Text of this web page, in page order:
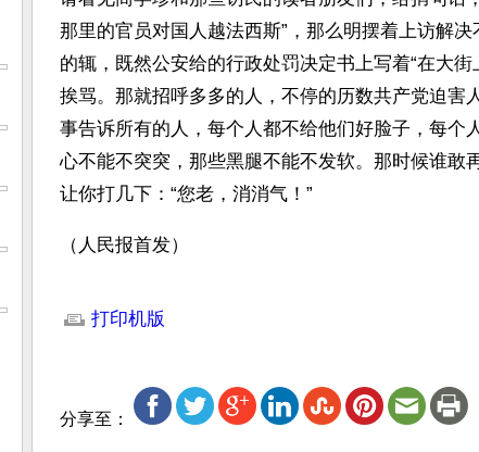
那里的官员对国人越法西斯”，那么明摆着上访解
的辄，既然公安给的行政处罚决定书上写着“在大
挨骂。那就招呼多多的人，不停的历数共产党迫害
事告诉所有的人，每个人都不给他们好脸子，每个
心不能不突突，那些黑腿不能不发软。那时候谁敢
让你打几下：“您老，消消气！”
（人民报首发）
打印机版
分享至：